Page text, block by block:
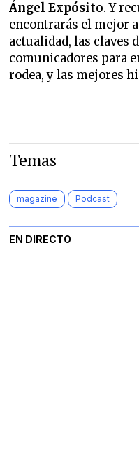
Ángel Expósito. Y
encontrarás el mejor
actualidad, las claves
comunicadores para
rodea, y las mejores
Temas
magazine Podcast
EN DIRECTO